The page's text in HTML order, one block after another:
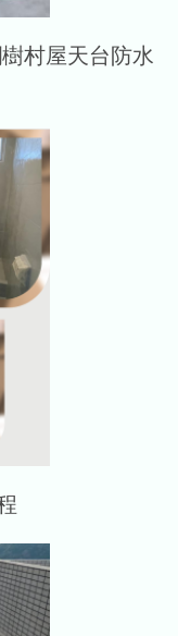
村屋天台防水